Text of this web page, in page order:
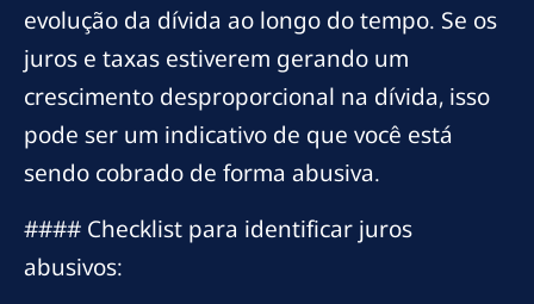
evolução da dívida ao longo do tempo. Se os
juros e taxas estiverem gerando um
crescimento desproporcional na dívida, isso
pode ser um indicativo de que você está
sendo cobrado de forma abusiva.
#### Checklist para identificar juros
abusivos: